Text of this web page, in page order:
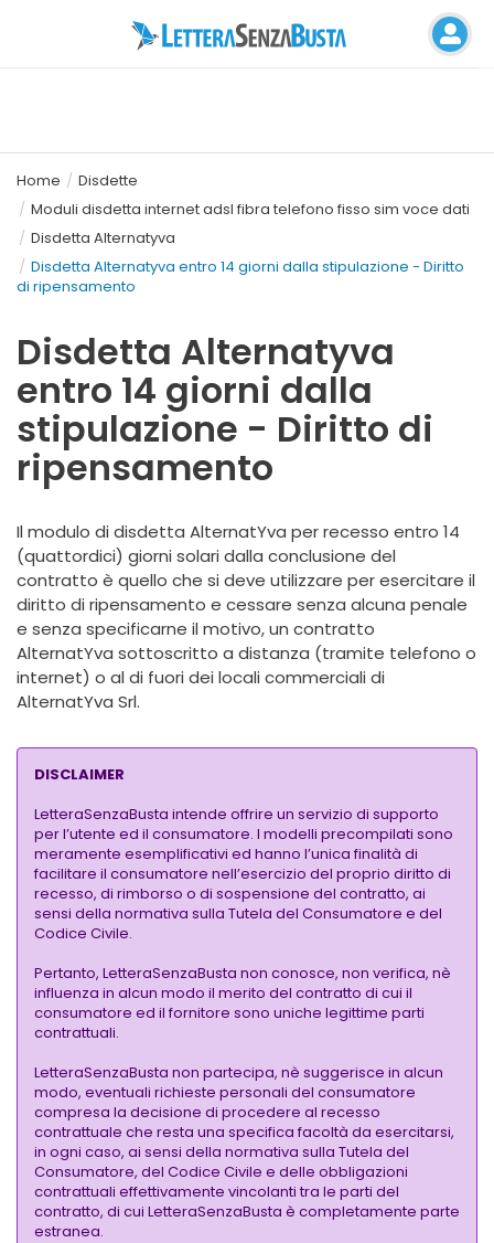
Home
Disdette
Moduli disdetta internet adsl fibra telefono fisso sim voce dati
Disdetta Alternatyva
Disdetta Alternatyva entro 14 giorni dalla stipulazione - Diritto
di ripensamento
Disdetta Alternatyva
entro 14 giorni dalla
stipulazione - Diritto di
ripensamento
Il modulo di disdetta AlternatYva per recesso entro 14
(quattordici) giorni solari dalla conclusione del
contratto è quello che si deve utilizzare per esercitare il
diritto di ripensamento e cessare senza alcuna penale
e senza specificarne il motivo, un contratto
AlternatYva sottoscritto a distanza (tramite telefono o
internet) o al di fuori dei locali commerciali di
AlternatYva Srl.
DISCLAIMER
LetteraSenzaBusta intende offrire un servizio di supporto
per l’utente ed il consumatore. I modelli precompilati sono
meramente esemplificativi ed hanno l’unica finalità di
facilitare il consumatore nell’esercizio del proprio diritto di
recesso, di rimborso o di sospensione del contratto, ai
sensi della normativa sulla Tutela del Consumatore e del
Codice Civile.
Pertanto, LetteraSenzaBusta non conosce, non verifica, nè
influenza in alcun modo il merito del contratto di cui il
consumatore ed il fornitore sono uniche legittime parti
contrattuali.
LetteraSenzaBusta non partecipa, nè suggerisce in alcun
modo, eventuali richieste personali del consumatore
compresa la decisione di procedere al recesso
contrattuale che resta una specifica facoltà da esercitarsi,
in ogni caso, ai sensi della normativa sulla Tutela del
Consumatore, del Codice Civile e delle obbligazioni
contrattuali effettivamente vincolanti tra le parti del
contratto, di cui LetteraSenzaBusta è completamente parte
estranea.